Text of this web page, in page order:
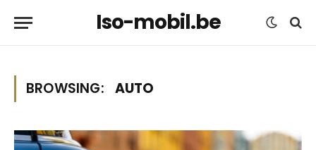
Iso-mobil.be
BROWSING: AUTO